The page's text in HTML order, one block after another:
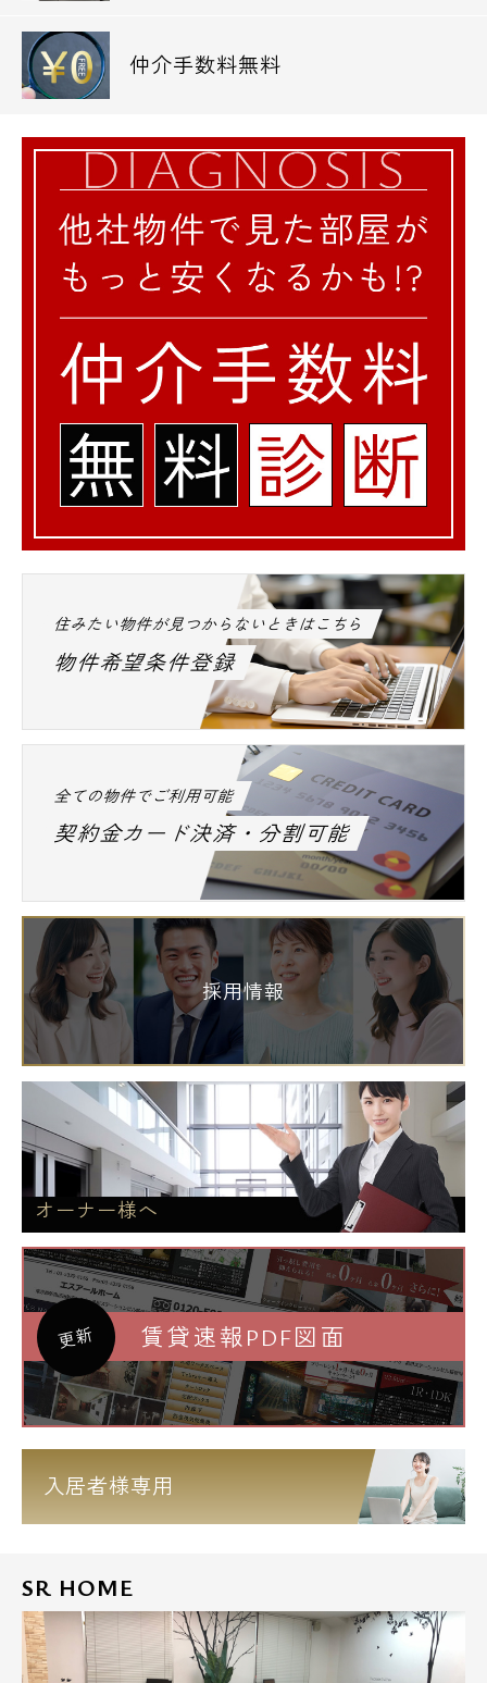
仲介手数料無料
住みたい物件が見つからないときはこちら
物件希望条件登録
全ての物件でご利用可能
契約金カード決済・分割可能
採用情報
オーナー様へ
更新 賃貸速報PDF図面
入居者様専用
SR HOME